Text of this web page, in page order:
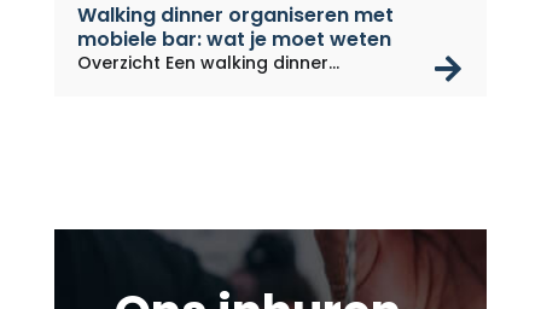
Walking dinner organiseren met
mobiele bar: wat je moet weten
Overzicht Een walking dinner...